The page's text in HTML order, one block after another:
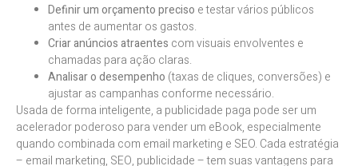
Definir um orçamento preciso e testar vários públicos
antes de aumentar os gastos.
Criar anúncios atraentes com visuais envolventes e
chamadas para ação claras.
Analisar o desempenho (taxas de cliques, conversões) e
ajustar as campanhas conforme necessário.
Usada de forma inteligente, a publicidade paga pode ser um
acelerador poderoso para vender um eBook, especialmente
quando combinada com email marketing e SEO. Cada estratégia
– email marketing, SEO, publicidade – tem suas vantagens para